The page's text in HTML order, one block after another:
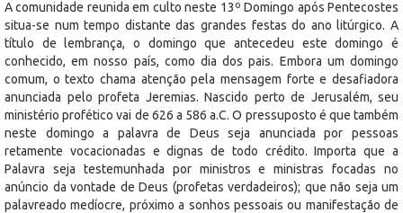
A comunidade reunida em culto neste 13º Domingo após Pentecostes
situa-se num tempo distante das grandes festas do ano litúrgico. A
título de lembrança, o domingo que antecedeu este domingo é
conhecido, em nosso país, como dia dos pais. Embora um domingo
comum, o texto chama atenção pela mensagem forte e desafiadora
anunciada pelo profeta Jeremias. Nascido perto de Jerusalém, seu
ministério profético vai de 626 a 586 a.C. O pressuposto é que também
neste domingo a palavra de Deus seja anunciada por pessoas
retamente vocacionadas e dignas de todo crédito. Importa que a
Palavra seja testemunhada por ministros e ministras focadas no
anúncio da vontade de Deus (profetas verdadeiros); que não seja um
palavreado medíocre, próximo a sonhos pessoais ou manifestação de